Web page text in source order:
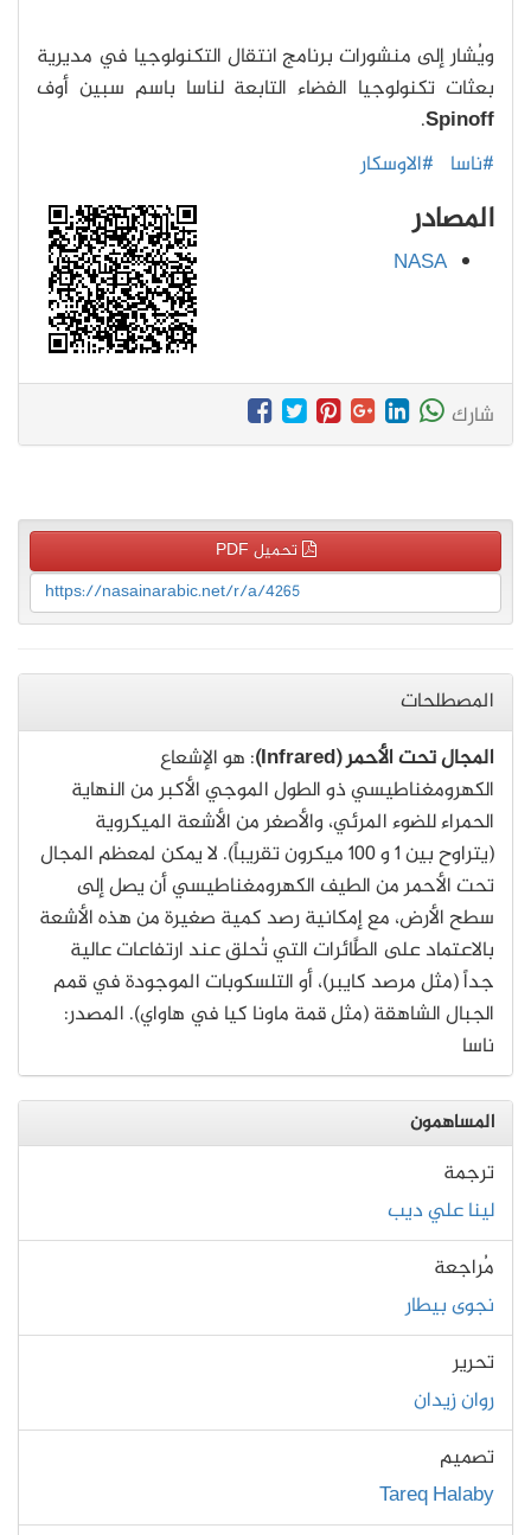
ويُشار إلى منشورات برنامج انتقال التكنولوجيا في مديرية
بعثات تكنولوجيا الفضاء التابعة لناسا باسم سبين أوف
Spinoff
.
#ناسا #الاوسكار
المصادر
NASA
شارك
تحميل PDF
https://nasainarabic.net/r/a/4265
المصطلحات
المجال تحت الأحمر (Infrared)
: هو الإشعاع
الكهرومغناطيسي ذو الطول الموجي الأكبر من النهاية
الحمراء للضوء المرئي، والأصغر من الأشعة الميكروية
(يتراوح بين 1 و 100 ميكرون تقريباً). لا يمكن لمعظم المجال
تحت الأحمر من الطيف الكهرومغناطيسي أن يصل إلى
سطح الأرض، مع إمكانية رصد كمية صغيرة من هذه الأشعة
بالاعتماد على الطَّائرات التي تُحلق عند ارتفاعات عالية
جداً (مثل مرصد كايبر)، أو التلسكوبات الموجودة في قمم
الجبال الشاهقة (مثل قمة ماونا كيا في هاواي). المصدر:
ناسا
المساهمون
ترجمة
لينا علي ديب
مُراجعة
نجوى بيطار
تحرير
روان زيدان
تصميم
Tareq Halaby